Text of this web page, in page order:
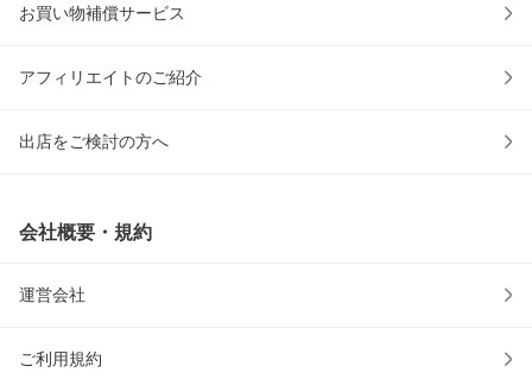
お買い物補償サービス
アフィリエイトのご紹介
出店をご検討の方へ
会社概要・規約
運営会社
ご利用規約